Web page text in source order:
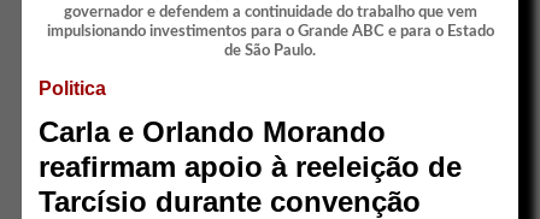
Politica
Carla e Orlando Morando
reafirmam apoio à reeleição de
Tarcísio durante convenção